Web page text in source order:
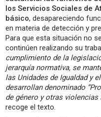
los Servicios Sociales de
básico, desapareciendo
en materia de detección y
Para que esta situación no
continúen realizando su
cumplimiento de la
jerarquía normativa, se
las Unidades de Igualdad y
desarrollan denominado
de género y otras violencias
recoge el texto.